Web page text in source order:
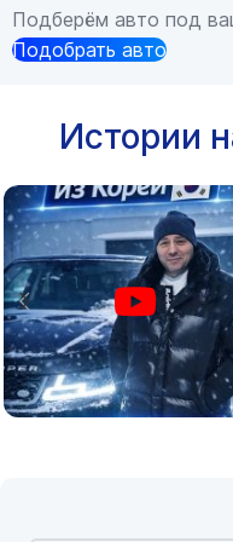
Подберём авто под
Подобрать авто
Истории